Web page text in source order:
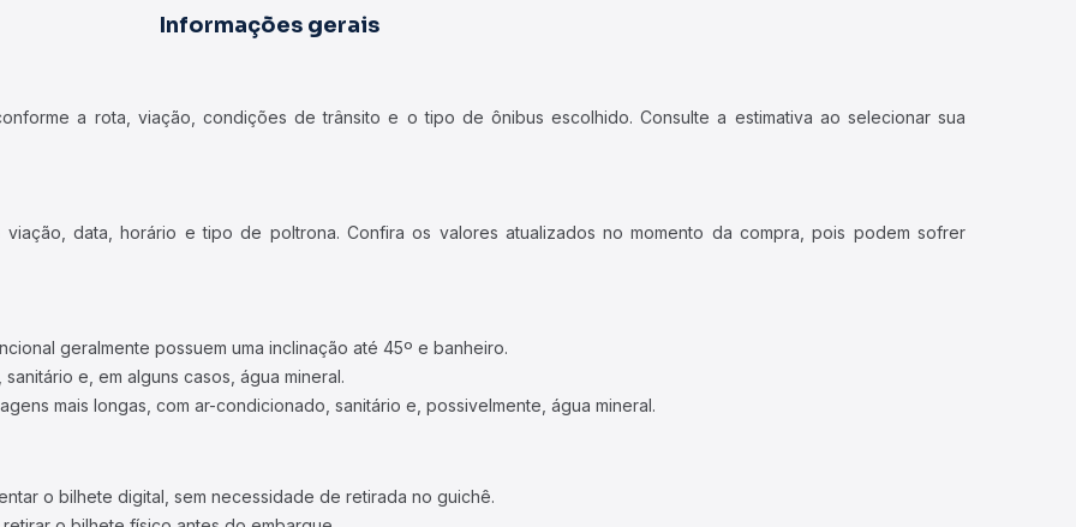
Informações gerais
a rota, viação, condições de trânsito e o tipo de ônibus escolhido. Consulte a estimativa ao selecionar sua
data, horário e tipo de poltrona. Confira os valores atualizados no momento da compra, pois podem sofrer
geralmente possuem uma inclinação até 45º e banheiro.
e, em alguns casos, água mineral.
mais longas, com ar-condicionado, sanitário e, possivelmente, água mineral.
o bilhete digital, sem necessidade de retirada no guichê.